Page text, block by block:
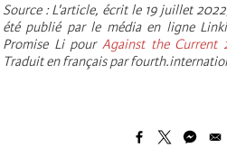
Source : L'article, écrit le 19 juillet
été publié par le média en ligne
Promise Li pour Against the Current
Traduit en français par